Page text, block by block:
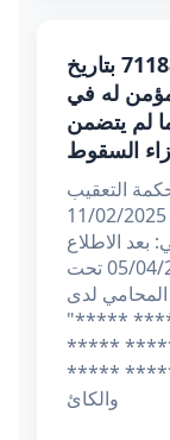
قرار تعقيبي عدد 71188.2024 بتاريخ
المؤمن له في
لم يتضمن
السقوط
التعقيب
عـ*71188.2024ـدد القرار تاريخه: 11/02/2025
بعد الاطلاع
على مطلب التعقيب المقدم في 05/04/2024 تحت
المحامي لدى
"***** *****"
***** *****
*****
والكائ